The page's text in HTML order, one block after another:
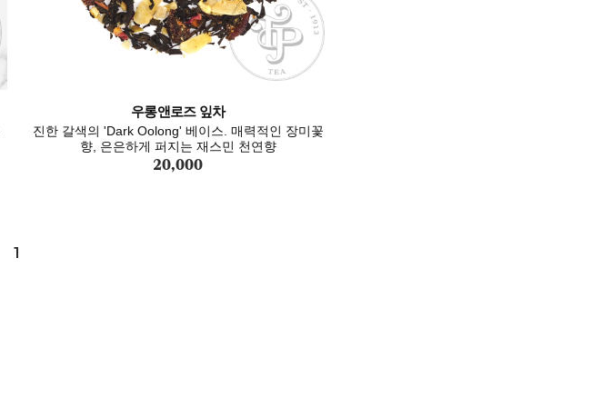
우롱앤로즈 잎차
진한 갈색의 'Dark Oolong' 베이스. 매력적인 장미꽃
향, 은은하게 퍼지는 재스민 천연향
20,000
1